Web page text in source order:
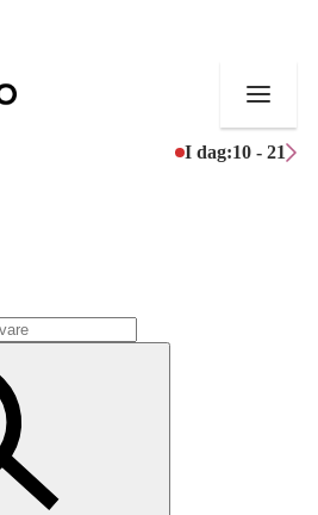
I dag:10 - 21